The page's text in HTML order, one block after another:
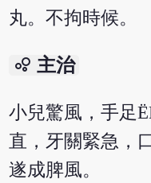
丸。不拘時候。
bubble_chart 主治
小兒驚風，手足
直，牙關緊急，
遂成脾風。